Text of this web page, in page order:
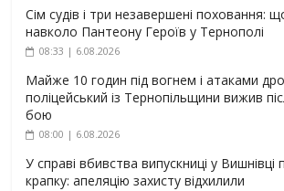
Сім судів і три незавершені поховання:
навколо Пантеону Героїв у Тернополі
08:33 | 6.08.2026
Майже 10 годин під вогнем і атаками
поліцейський із Тернопільщини вижив
бою
08:00 | 6.08.2026
У справі вбивства випускниці у Вишнівці
крапку: апеляцію захисту відхилили